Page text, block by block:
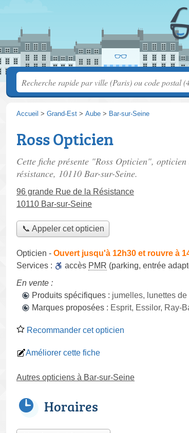
Accueil > Grand-Est > Aube > Bar-sur-Seine
Ross Opticien
Cette fiche présente "Ross Opticien", opticien
résistance, 10110 Bar-sur-Seine.
96 grande Rue de la Résistance
10110 Bar-sur-Seine
📞 Appeler cet opticien
Opticien - Ouvert jusqu'à 12h30 et rouvre à
Services :
accès PMR (parking, entrée
En vente :
Produits spécifiques : jumelles, lunettes de
Marques proposées : Esprit, Essilor, Ray-
Recommander cet opticien
Améliorer cette fiche
Autres opticiens à Bar-sur-Seine
Horaires